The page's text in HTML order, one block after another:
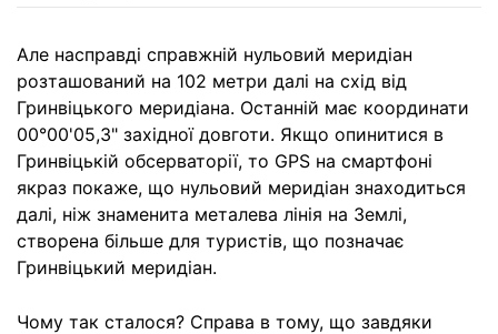
Але насправді справжній нульовий меридіан
розташований на 102 метри далі на схід від
Гринвіцького меридіана. Останній має координати
00°00'05,3" західної довготи. Якщо опинитися в
Гринвіцькій обсерваторії, то GPS на смартфоні
якраз покаже, що нульовий меридіан знаходиться
далі, ніж знаменита металева лінія на Землі,
створена більше для туристів, що позначає
Гринвіцький меридіан.
Чому так сталося? Справа в тому, що завдяки